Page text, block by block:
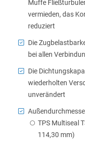
Muffe
vermieden, das
reduziert
Die
bei allen
Die
wiederholten
unverändert
TPS Multiseal
114,30 mm)